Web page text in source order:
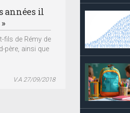
années il
fils de Rémy de
père, ainsi que
V.A 27/09/2018